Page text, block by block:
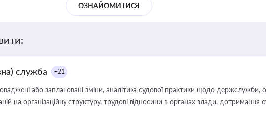
ОЗНАЙОМИТИСЯ
служба +21
або заплановані зміни, аналітика судової практики щодо держслужби,
на організаційну структуру, трудові відносини в органах влади, дотримання